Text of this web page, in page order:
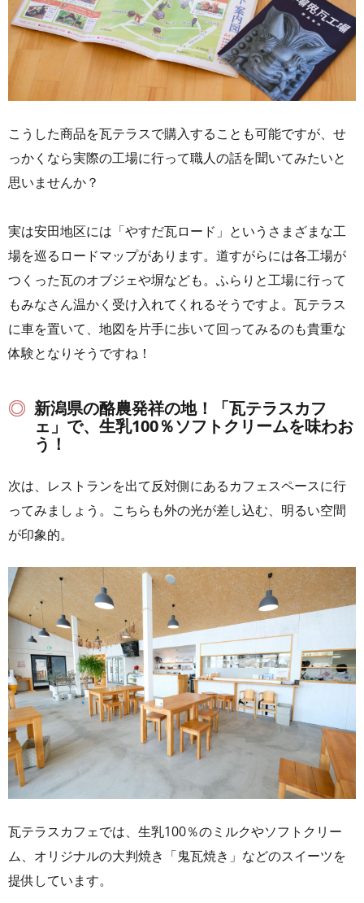
こうした商品を瓦テラスで購入することも可能ですが、せ
っかくなら実際の工場に行って職人の話を聞いてみたいと
思いませんか？
実は安田地区には「やすだ瓦ロード」というさまざまな工
場を巡るロードマップがあります。道すがらには各工場が
つくった瓦のオブジェや塀なども。ふらりと工場に行って
もみなさん温かく受け入れてくれるそうですよ。瓦テラス
に車を置いて、地図を片手に歩いて回ってみるのも貴重な
体験となりそうですね！
新潟県の酪農発祥の地！「瓦テラスカフ
ェ」で、生乳100％ソフトクリームを味わお
う！
次は、レストランを出て反対側にあるカフェスペースに行
ってみましょう。こちらも外の光が差し込む、明るい空間
が印象的。
瓦テラスカフェでは、生乳100％のミルクやソフトクリー
ム、オリジナルの大判焼き「鬼瓦焼き」などのスイーツを
提供しています。